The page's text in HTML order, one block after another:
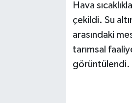
Hava
çekildi. Su
arasındaki
tarımsal
görüntülendi.